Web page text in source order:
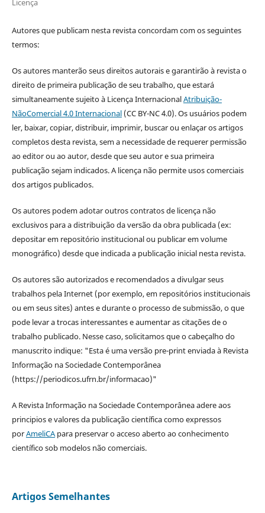
Licença
Autores que publicam nesta revista concordam com os seguintes
termos:
Os autores manterão seus direitos autorais e garantirão à revista o
direito de primeira publicação de seu trabalho, que estará
simultaneamente sujeito à Licença InternacionalAtribuição-
NãoComercial 4.0 Internacional(CC BY-NC 4.0). Os usuários podem
ler, baixar, copiar, distribuir, imprimir, buscar ou enlaçar os artigos
completos desta revista, sem a necessidade de requerer permissão
ao editor ou ao autor, desde que seu autor e sua primeira
publicação sejam indicados. A licença não permite usos comerciais
dos artigos publicados.
Os autores podem adotar outros contratos de licença não
exclusivos para a distribuição da versão da obra publicada (ex:
depositar em repositório institucional ou publicar em volume
monográfico) desde que indicada a publicação inicial nesta revista.
Os autores são autorizados e recomendados a divulgar seus
trabalhos pela Internet (por exemplo, em repositórios institucionais
ou em seus sites) antes e durante o processo de submissão, o que
pode levar a trocas interessantes e aumentar as citações de o
trabalho publicado. Nesse caso, solicitamos que o cabeçalho do
manuscrito indique: "Esta é uma versão pre-print enviada à Revista
Informação na Sociedade Contemporânea
(https://periodicos.ufrn.br/informacao)"
A Revista Informação na Sociedade Contemporânea adere aos
principios e valores da publicação científica como expressos
porAmeliCApara preservar o acceso aberto ao conhecimento
científico sob modelos não comerciais.
Artigos Semelhantes